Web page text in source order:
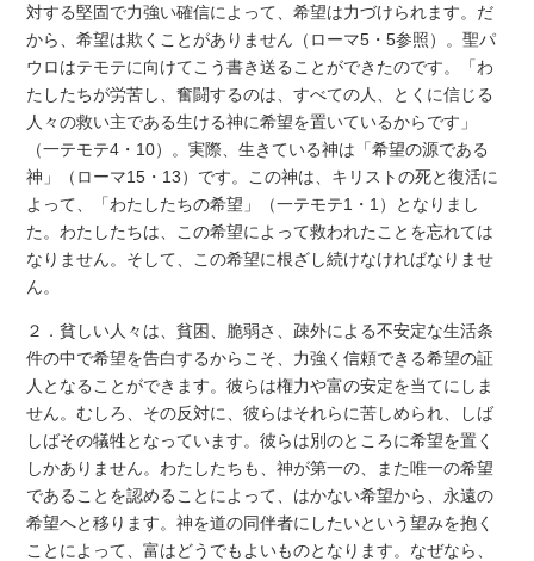
対する堅固で力強い確信によって、希望は力づけられます。だ
から、希望は欺くことがありません（ローマ5・5参照）。聖パ
ウロはテモテに向けてこう書き送ることができたのです。「わ
たしたちが労苦し、奮闘するのは、すべての人、とくに信じる
人々の救い主である生ける神に希望を置いているからです」
（一テモテ4・10）。実際、生きている神は「希望の源である
神」（ローマ15・13）です。この神は、キリストの死と復活に
よって、「わたしたちの希望」（一テモテ1・1）となりまし
た。わたしたちは、この希望によって救われたことを忘れては
なりません。そして、この希望に根ざし続けなければなりませ
ん。
２．貧しい人々は、貧困、脆弱さ、疎外による不安定な生活条
件の中で希望を告白するからこそ、力強く信頼できる希望の証
人となることができます。彼らは権力や富の安定を当てにしま
せん。むしろ、その反対に、彼らはそれらに苦しめられ、しば
しばその犠牲となっています。彼らは別のところに希望を置く
しかありません。わたしたちも、神が第一の、また唯一の希望
であることを認めることによって、はかない希望から、永遠の
希望へと移ります。神を道の同伴者にしたいという望みを抱く
ことによって、富はどうでもよいものとなります。なぜなら、